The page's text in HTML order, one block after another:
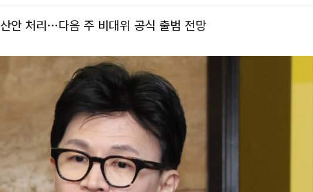
안 처리…다음 주 비대위 공식 출범 전망